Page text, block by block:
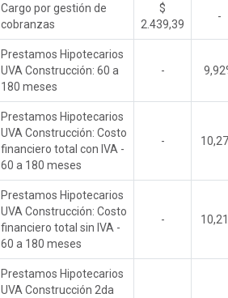
Cargo por gestión de
cobranzas
$
2.439,39
-
Prestamos Hipotecarios
UVA Construcción: 60 a
180 meses
-
Prestamos Hipotecarios
UVA Construcción: Costo
financiero total con IVA -
60 a 180 meses
-
Prestamos Hipotecarios
UVA Construcción: Costo
financiero total sin IVA -
60 a 180 meses
-
Prestamos Hipotecarios
UVA Construcción 2da